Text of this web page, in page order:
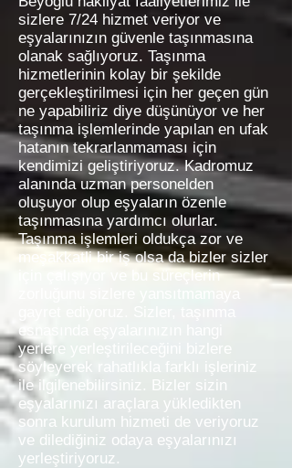
sizlere 7/24 hizmet veriyor ve
eşyalarınızın güvenle taşınmasına
olanak sağlıyoruz. Taşınma
hizmetlerinin kolay bir şekilde
gerçekleştirilmesi için her geçen gün
ne yapabiliriz diye düşünüyor ve her
taşınma işlemlerinde yapılan en ufak
hatanın tekrarlanmaması için
kendimizi geliştiriyoruz. Kadromuz
alanında uzman personelden
oluşuyor olup eşyaların özenle
taşınmasına yardımcı olurlar.
Taşınma işlemleri oldukça zor ve
meşakkatli bir iş olsa da bizler sizler
için çalışıyor ve bu süreçlerin
esnasında eşyalarınızın hangi
yerlere yerleştirileceğini bizlere
söyleyerek rahatlıkla farklı işleriniz
ile ilgilenebilirsiniz. Bizler sizin
eşyalarınızı araçlara yükledikten
sonra kurulum hizmeti de veriyoruz
ve dilediğiniz odaya eşyalarınızı
yerleştiriyoruz.